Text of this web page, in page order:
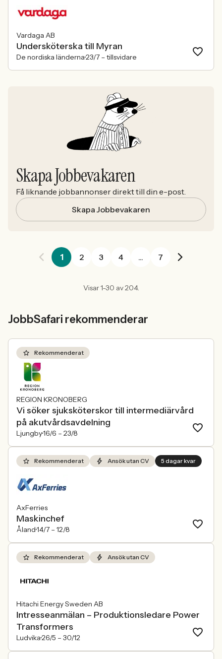
Vardaga AB
Undersköterska till Myran
De nordiska länderna23/7 – tillsvidare
Skapa Jobbevakaren
Få liknande jobbannonser direkt till din e-post.
Skapa Jobbevakaren
1 2 3 4 ... 7
Visar 1-30 av 204.
JobbSafari rekommenderar
Rekommenderat
REGION KRONOBERG
Vi söker sjuksköterskor till intermediärvård
på akutvårdsavdelning
Ljungby16/6 – 23/8
Rekommenderat Ansök utan CV 5 dagar kvar
AxFerries
Maskinchef
Åland14/7 – 12/8
Rekommenderat Ansök utan CV
Hitachi Energy Sweden AB
Intresseanmälan – Produktionsledare Power
Transformers
Ludvika26/5 – 30/12